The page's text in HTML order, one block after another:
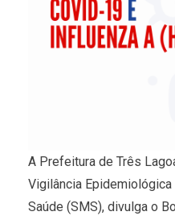
A Prefeitura de Três
Vigilância
Saúde (SMS), divulga o